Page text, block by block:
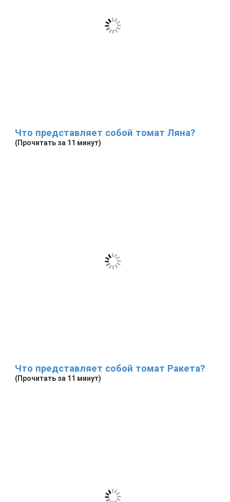
Что представляет собой томат Ляна?
(Прочитать за 11 минут)
Что представляет собой томат Ракета?
(Прочитать за 11 минут)